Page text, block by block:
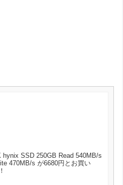
hynix SSD 250GB Read 540MB/s
s が6680円とお買い